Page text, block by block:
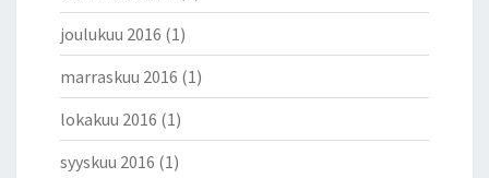
joulukuu 2016 (1)
marraskuu 2016 (1)
lokakuu 2016 (1)
syyskuu 2016 (1)